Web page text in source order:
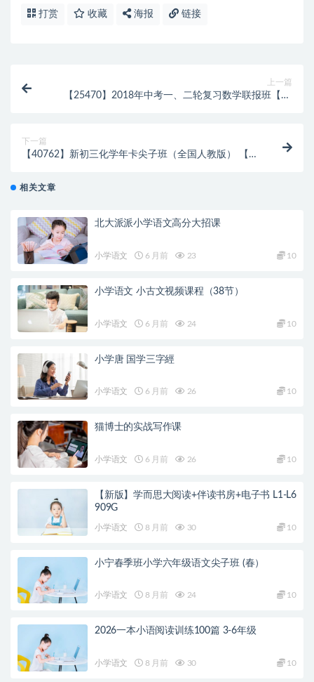
打赏 收藏 海报 链接
上一篇
【25470】2018年中考一、二轮复习数学联报班【28
下一篇
【40762】新初三化学年卡尖子班（全国人教版） 【62
相关文章
北大派派小学语文高分大招课
小学语文 6 月前 23 10
小学语文 小古文视频课程（38节）
小学语文 6 月前 24 10
小学唐 国学三字經
小学语文 6 月前 26 10
猫博士的实战写作课
小学语文 6 月前 26 10
【新版】学而思大阅读+伴读书房+电子书 L1-L6
909G
小学语文 8 月前 30 10
小宁春季班小学六年级语文尖子班 (春）
小学语文 8 月前 24 10
2026一本小语阅读训练100篇 3-6年级
小学语文 8 月前 30 10